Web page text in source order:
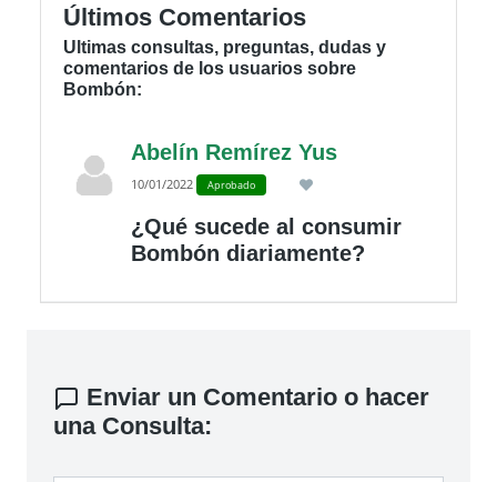
Últimos Comentarios
Ultimas consultas, preguntas, dudas y
comentarios de los usuarios sobre
Bombón:
Abelín Remírez Yus
10/01/2022 Aprobado
¿Qué sucede al consumir
Bombón diariamente?
Enviar un Comentario o hacer
una Consulta: